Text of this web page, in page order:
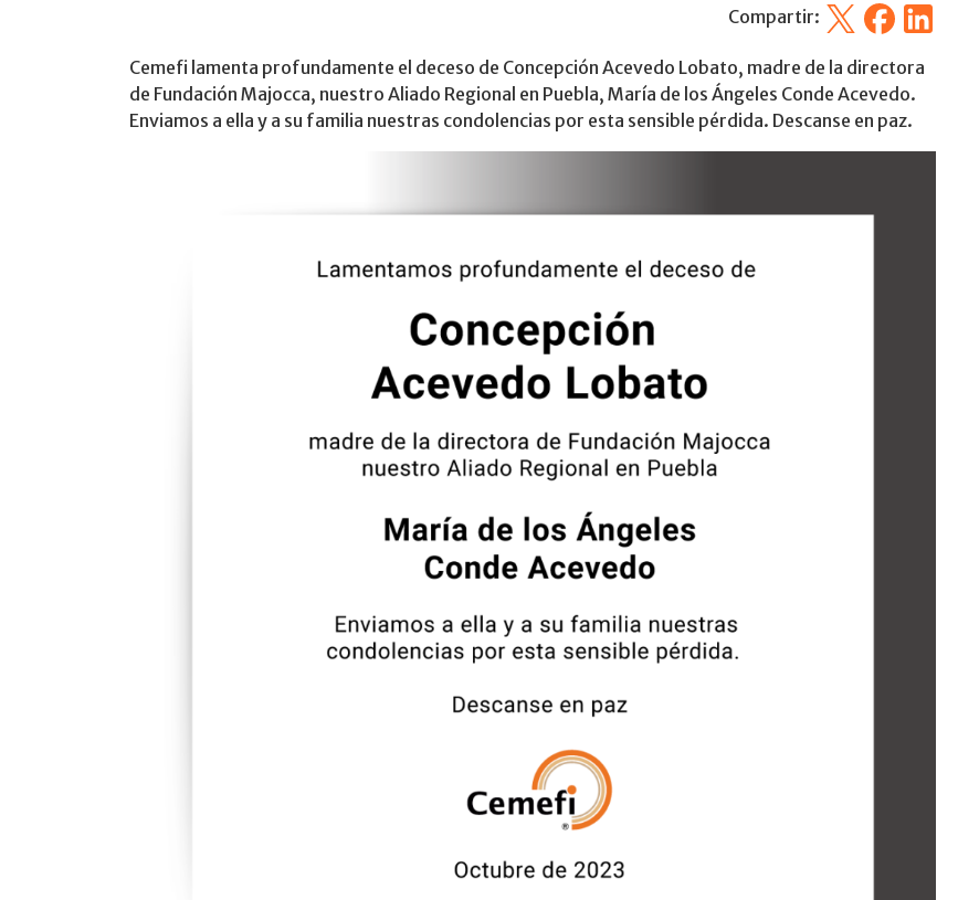
Compartir: X FacebookLinkedin
Cemefi lamenta profundamente el deceso de Concepción Acevedo Lobato, madre de la directora
de Fundación Majocca, nuestro Aliado Regional en Puebla, María de los Ángeles Conde Acevedo.
Enviamos a ella y a su familia nuestras condolencias por esta sensible pérdida. Descanse en paz.